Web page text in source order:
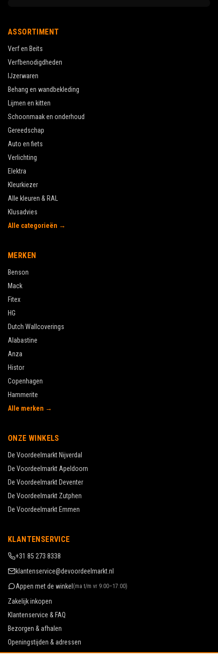
ASSORTIMENT
Verf en Beits
Verfbenodigdheden
IJzerwaren
Behang en wandbekleding
Lijmen en kitten
Schoonmaak en onderhoud
Gereedschap
Auto en fiets
Verlichting
Elektra
Kleurkiezer
Alle kleuren & RAL
Klusadvies
Alle categorieën →
MERKEN
Benson
Mack
Fitex
HG
Dutch Wallcoverings
Alabastine
Anza
Histor
Copenhagen
Hammerite
Alle merken →
ONZE WINKELS
De VoordeelmarktNijverdal
De Voordeelmarkt Apeldoorn
De VoordeelmarktDeventer
De Voordeelmarkt Zutphen
De VoordeelmarktEmmen
KLANTENSERVICE
+31 85 273 8338
klantenservice@devoordeelmarkt.nl
Appen met de winkel(ma t/m vr 9:00–17:00)
Zakelijk inkopen
Klantenservice & FAQ
Bezorgen & afhalen
Openingstijden & adressen
Werken bij De Voordeelmarkt